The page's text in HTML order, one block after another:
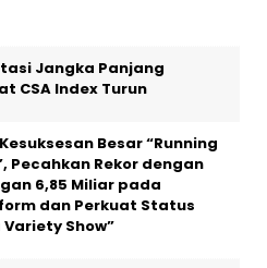
Jangka Panjang
CSA Index Turun
Besar “Running
Pecahkan Rekor dengan
6,85 Miliar pada
dan Perkuat Status
Show”